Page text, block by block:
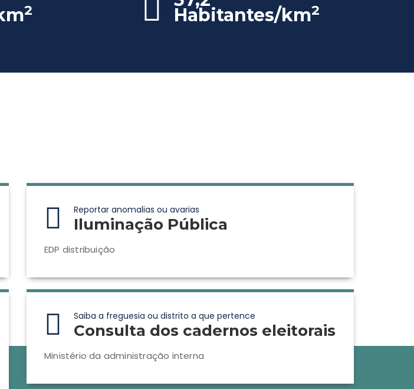
2 Habitantes/km2
Reportar anomalias ou avarias
Iluminação Pública
EDP distribuição
Saiba a freguesia ou distrito a que pertence
Consulta dos cadernos eleitorais
Ministério da administração interna